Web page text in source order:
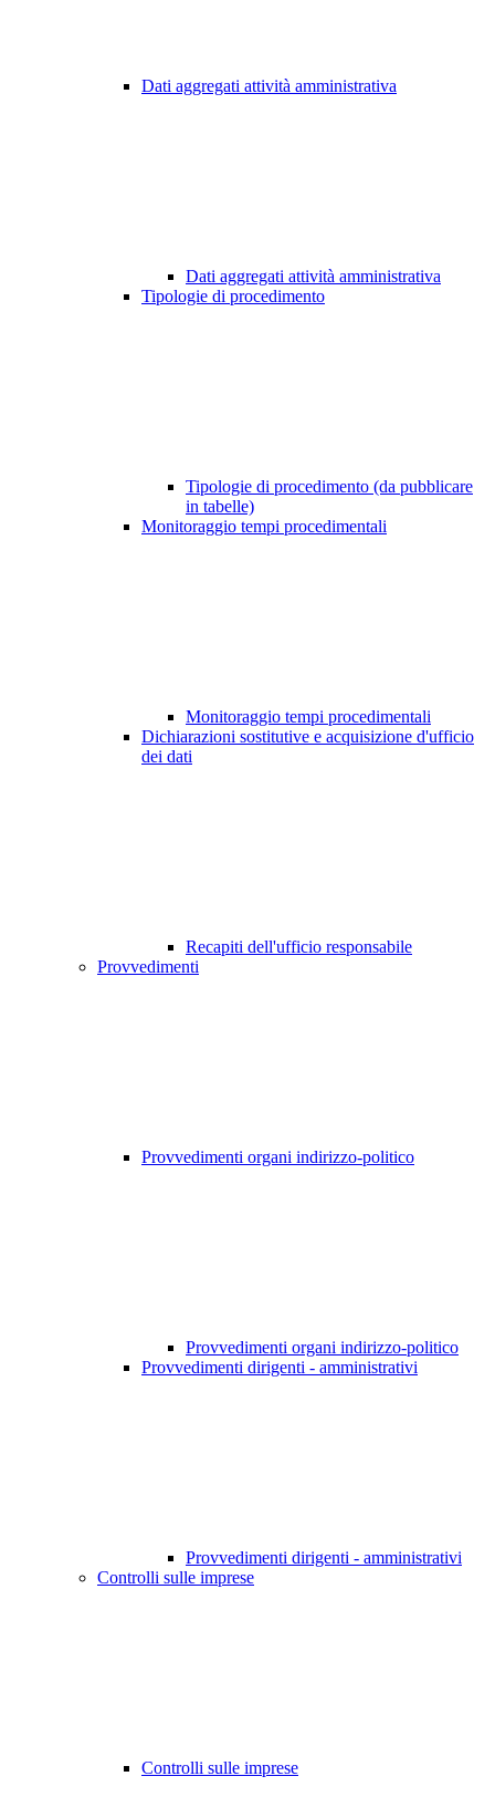
Dati aggregati attività amministrativa
Dati aggregati attività amministrativa
Tipologie di procedimento
Tipologie di procedimento (da pubblicare
in tabelle)
Monitoraggio tempi procedimentali
Monitoraggio tempi procedimentali
Dichiarazioni sostitutive e acquisizione d'ufficio
dei dati
Recapiti dell'ufficio responsabile
Provvedimenti
Provvedimenti organi indirizzo-politico
Provvedimenti organi indirizzo-politico
Provvedimenti dirigenti - amministrativi
Provvedimenti dirigenti - amministrativi
Controlli sulle imprese
Controlli sulle imprese